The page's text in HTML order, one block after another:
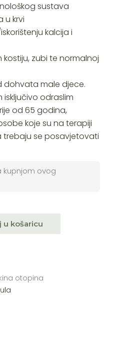
sustava
u krvi
kalcija i
zubi te normalnoj
dohvata male djece.
isključivo odraslim
od 65 godina,
koje su na terapiji
trebaju se posavjetovati
kupnjom ovog
u košaricu
otopina